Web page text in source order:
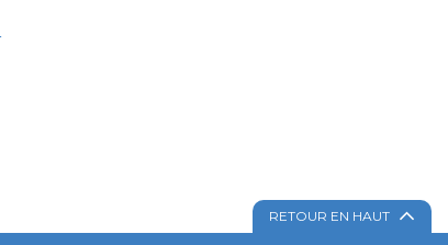
RETOUR EN HAUT